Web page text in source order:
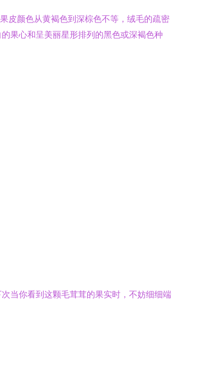
皮颜色从黄褐色到深棕色不等，绒毛的疏密
果心和呈美丽星形排列的黑色或深褐色种
当你看到这颗毛茸茸的果实时，不妨细细端